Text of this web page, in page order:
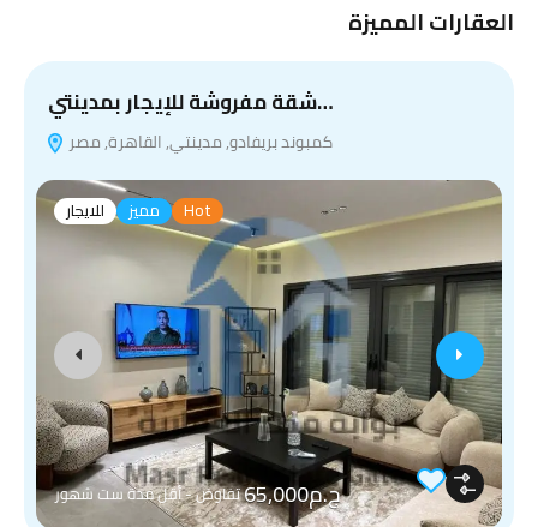
العقارات المميزة
شقة مفروشة للإيجار بمدينتي…
كمبوند بريفادو, مدينتي, القاهرة, مصر
للايجار مميز Hot
ج.م65,000 تفاوض - أقل مدة ست شهور